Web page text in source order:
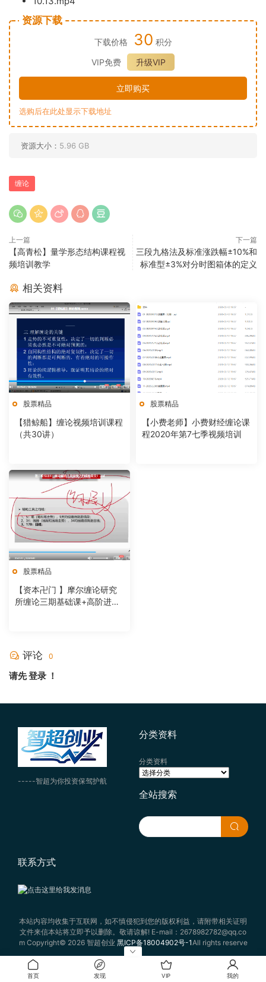
资源下载
下载价格 30 积分
VIP免费
升级VIP
立即购买
选购后在此处显示下载地址
资源大小： 5.96 GB
缠论
上一篇
【高青松】量学形态结构课程视
频培训教学
下一篇
三段九格法及标准涨跌幅±10%和
标准型±3%对分时图箱体的定义
相关资料
股票精品
【猎鲸船】缠论视频培训课程
（共30讲）
股票精品
【小费老师】小费财经缠论课
程2020年第7七季视频培训
股票精品
【资本卍门 】摩尔缠论研究
所缠论三期基础课+高阶进阶
评论 0
请先登录 ！
-----智超为你投资保驾护航
分类资料
分类资料
全站搜索
联系方式
本站内容均收集于互联网，如不慎侵犯到您的版权利益，请附带相关证明
文件来信本站将立即予以删除。敬请谅解! E-mail：2678982782@qq.co
m Copyright© 2026 智超创业 黑ICP备18004902号-1All rights reserve
d
首页 发现 VIP 我的